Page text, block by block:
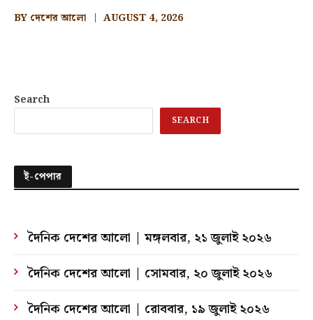
BY দেশের আলো AUGUST 4, 2026
Search
SEARCH
ই-পেপার
দৈনিক দেশের আলো | মঙ্গলবার, ২১ জুলাই ২০২৬
দৈনিক দেশের আলো | সোমবার, ২০ জুলাই ২০২৬
দৈনিক দেশের আলো | রোববার, ১৯ জুলাই ২০২৬